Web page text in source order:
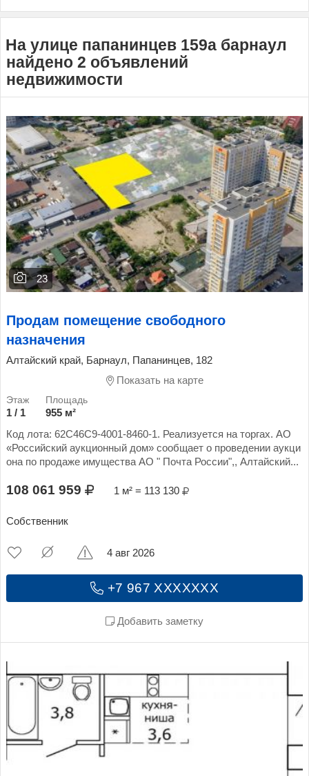
На улице папанинцев 159а барнаул
найдено 2 объявлений
недвижимости
23
Продам помещение свободного
назначения
Алтайский край, Барнаул, Папанинцев, 182
Показать на карте
1 / 1
955 м²
Код лота: 62C46C9-4001-8460-1. Реализуется на торгах. АО
«Российский аукционный дом» сообщает о проведении аукци
она по продаже имущества АО " Почта России",, Алтайский...
108 061 959 1 м² = 113 130
Собственник
+7 967 XXXXXXX
Добавить заметку
4 авг 2026